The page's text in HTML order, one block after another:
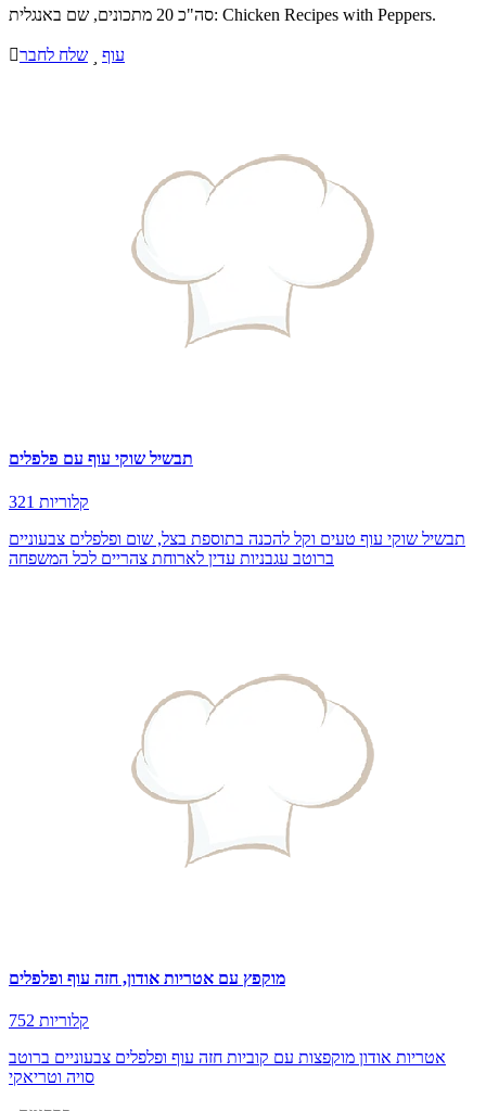
סה"כ 20 מתכונים, שם באנגלית: Chicken Recipes with Peppers.
שלח לחבר עוף
תבשיל שוקי עוף עם פלפלים
321 קלוריות
תבשיל שוקי עוף טעים וקל להכנה בתוספת בצל, שום ופלפלים צבעוניים
ברוטב עגבניות עדין לארוחת צהריים לכל המשפחה
מוקפץ עם אטריות אודון, חזה עוף ופלפלים
752 קלוריות
אטריות אודון מוקפצות עם קוביות חזה עוף ופלפלים צבעוניים ברוטב
סויה וטריאקי